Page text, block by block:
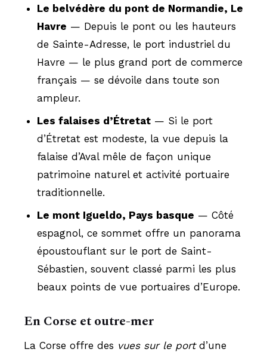
Le belvédère du pont de Normandie, Le
Havre — Depuis le pont ou les hauteurs
de Sainte-Adresse, le port industriel du
Havre — le plus grand port de commerce
français — se dévoile dans toute son
ampleur.
Les falaises d’Étretat — Si le port
d’Étretat est modeste, la vue depuis la
falaise d’Aval mêle de façon unique
patrimoine naturel et activité portuaire
traditionnelle.
Le mont Igueldo, Pays basque — Côté
espagnol, ce sommet offre un panorama
époustouflant sur le port de Saint-
Sébastien, souvent classé parmi les plus
beaux points de vue portuaires d’Europe.
En Corse et outre-mer
La Corse offre des vues sur le portd’une